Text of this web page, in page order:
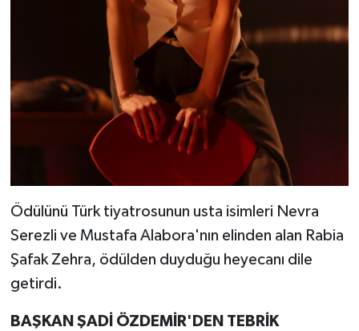
Ödülünü Türk tiyatrosunun usta isimleri Nevra
Serezli ve Mustafa Alabora'nın elinden alan Rabia
Şafak Zehra, ödülden duyduğu heyecanı dile
getirdi.
BAŞKAN ŞADİ ÖZDEMİR'DEN TEBRİK